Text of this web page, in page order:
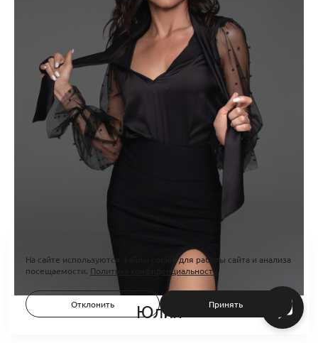
Юлия
На сайте используются файлы cookie для работы сайта и анализа
посещаемости. Политика конфиденциальности
Отклонить Принять